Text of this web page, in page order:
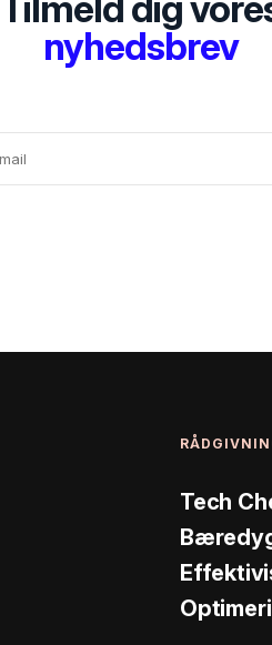
nyhedsbrev
Tech